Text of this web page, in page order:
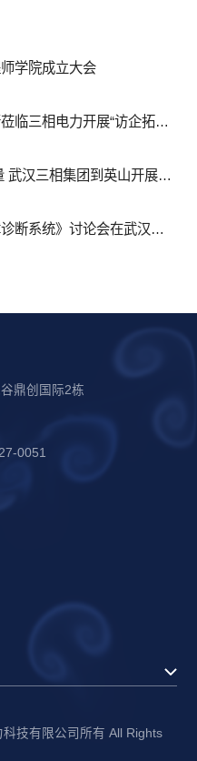
学院成立大会
湖北工业大学副校长张晓星一行莅临三相电力开展“访企拓岗”专项交流
助农纾困显担当 乡村振兴有力量 武汉三相集团到英山开展爱心帮扶走访活动
国家标准《输电线路分布式故障诊断系统》讨论会在武汉顺利召开
鼎创国际2栋
0051
技有限公司所有 All Rights